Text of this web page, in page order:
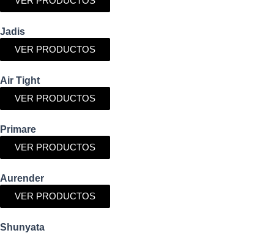
Jadis
VER PRODUCTOS
Air Tight
VER PRODUCTOS
Primare
VER PRODUCTOS
Aurender
VER PRODUCTOS
Shunyata